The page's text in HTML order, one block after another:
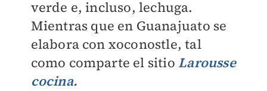
verde e, incluso, lechuga.
Mientras que en Guanajuato se
elabora con xoconostle, tal
como comparte el sitio Larousse
cocina.